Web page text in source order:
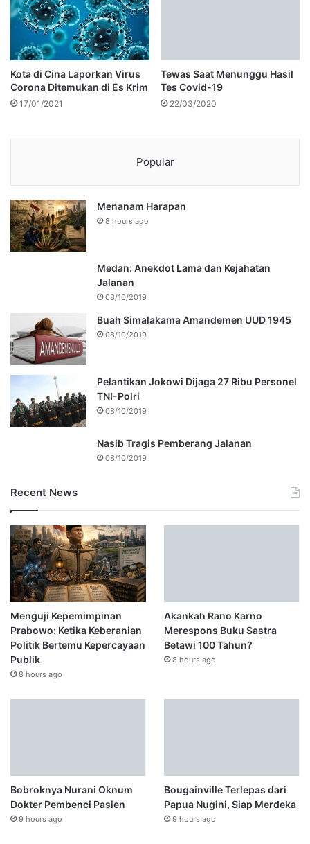
Kota di Cina Laporkan Virus
Corona Ditemukan di Es Krim
17/01/2021
Tewas Saat Menunggu Hasil
Tes Covid-19
22/03/2020
Popular
Menanam Harapan
8 hours ago
Medan: Anekdot Lama dan Kejahatan
Jalanan
08/10/2019
Buah Simalakama Amandemen UUD 1945
08/10/2019
Pelantikan Jokowi Dijaga 27 Ribu Personel
TNI-Polri
08/10/2019
Nasib Tragis Pemberang Jalanan
08/10/2019
Recent News
Menguji Kepemimpinan
Prabowo: Ketika Keberanian
Politik Bertemu Kepercayaan
Publik
8 hours ago
Akankah Rano Karno
Merespons Buku Sastra
Betawi 100 Tahun?
8 hours ago
Bobroknya Nurani Oknum
Dokter Pembenci Pasien
9 hours ago
Bougainville Terlepas dari
Papua Nugini, Siap Merdeka
9 hours ago